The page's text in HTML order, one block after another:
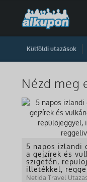
Külföldi utazások
Nézd meg
5 napos izlandi
a gejzírek és
szigetén,
illetékkel,
Netida Travel